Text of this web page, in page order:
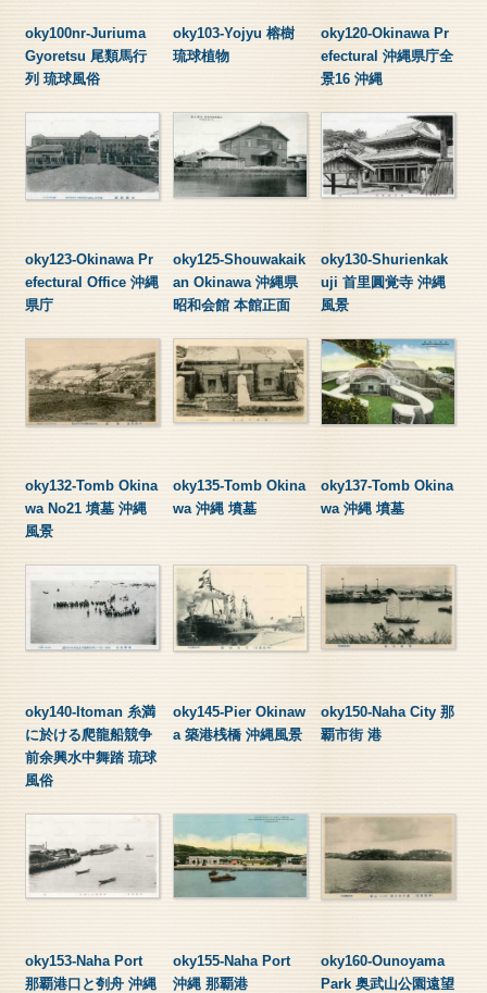
oky100nr-Juriuma
Gyoretsu 尾類馬行
列 琉球風俗
oky103-Yojyu 榕樹
琉球植物
oky120-Okinawa Pr
efectural 沖縄県庁全
景16 沖縄
oky123-Okinawa Pr
efectural Office 沖縄
県庁
oky125-Shouwakaik
an Okinawa 沖縄県
昭和会館 本館正面
oky130-Shurienkak
uji 首里圓覚寺 沖縄
風景
oky132-Tomb Okina
wa No21 墳墓 沖縄
風景
oky135-Tomb Okina
wa 沖縄 墳墓
oky137-Tomb Okina
wa 沖縄 墳墓
oky140-Itoman 糸満
に於ける爬龍船競争
前余興水中舞踏 琉球
風俗
oky145-Pier Okinaw
a 築港桟橋 沖縄風景
oky150-Naha City 那
覇市街 港
oky153-Naha Port
那覇港口と刳舟 沖縄
oky155-Naha Port
沖縄 那覇港
oky160-Ounoyama
Park 奥武山公園遠望